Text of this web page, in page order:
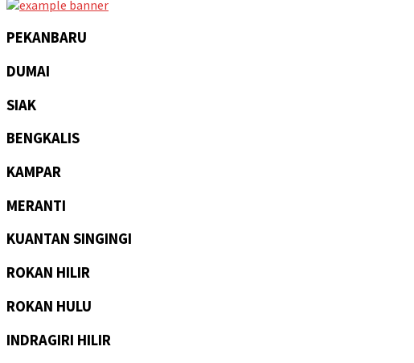
PEKANBARU
DUMAI
SIAK
BENGKALIS
KAMPAR
MERANTI
KUANTAN SINGINGI
ROKAN HILIR
ROKAN HULU
INDRAGIRI HILIR